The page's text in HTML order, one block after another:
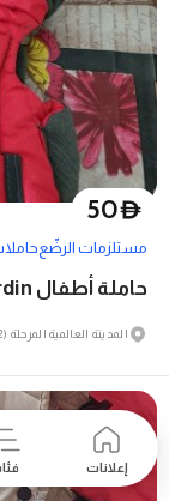
إعلانات
D
50
مستلزمات الرضّع
حاملة أطفال Pierre Cardin
المدينة العالمية المرحلة (2) - دبي - الإمارات العربية المتحدة